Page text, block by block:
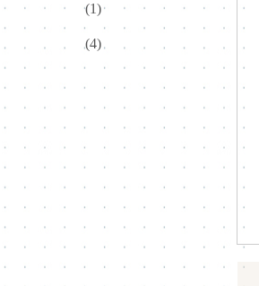
(1)
(4)